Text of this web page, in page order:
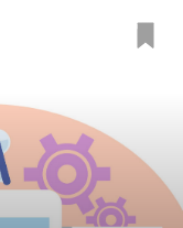
이렇게 답했다. "아니